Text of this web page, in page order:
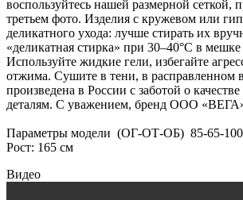
воспользуйтесь нашей размерной сеткой,
третьем фото. Изделия с кружевом или
деликатного ухода: лучше стирать их
«деликатная стирка» при 30–40°C в мешке
Используйте жидкие гели, избегайте
отжима. Сушите в тени, в расправленном
произведена в России с заботой о
деталям. С уважением, бренд ООО
Параметры модели (ОГ-ОТ-ОБ) 85-65-100
Рост: 165 см
Видео